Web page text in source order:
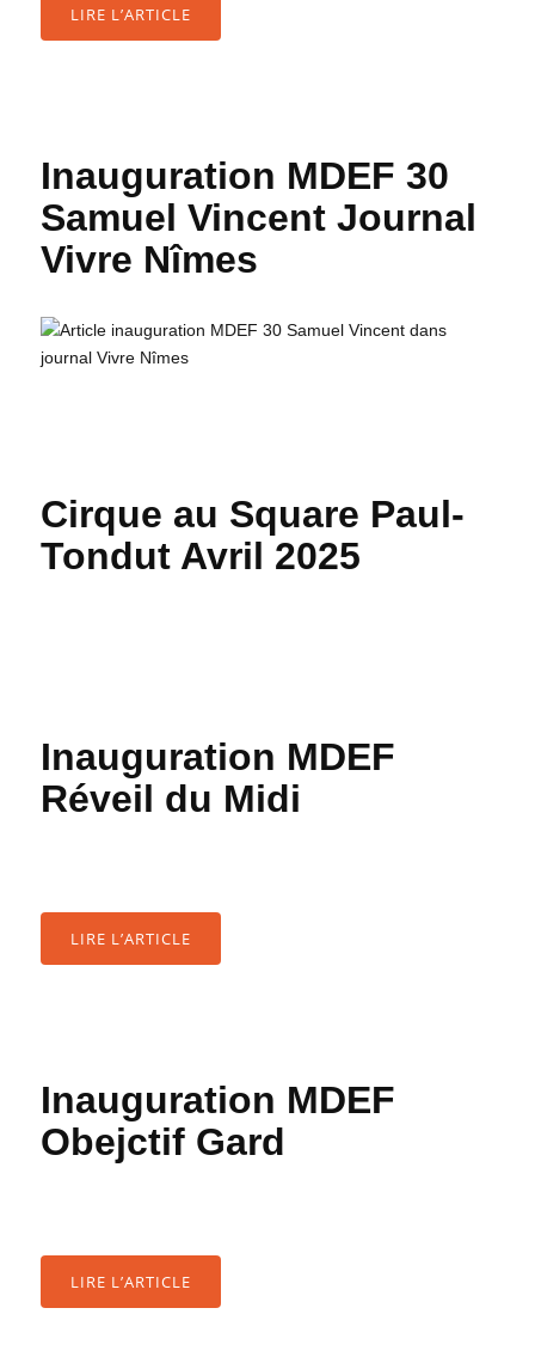
LIRE L’ARTICLE
Inauguration MDEF 30
Samuel Vincent Journal
Vivre Nîmes
Cirque au Square Paul-
Tondut Avril 2025
Inauguration MDEF
Réveil du Midi
LIRE L’ARTICLE
Inauguration MDEF
Obejctif Gard
LIRE L’ARTICLE